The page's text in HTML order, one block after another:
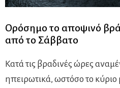
Ορόσημο το αποψινό
από το Σάββατο
Κατά τις βραδινές ώρες
ηπειρωτικά, ωστόσο το